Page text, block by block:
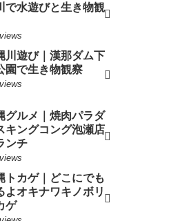
で水遊びと生き物観
川遊び｜漢那ダム下
園で生き物観察
グルメ｜焼肉パラダ
キングコング泡瀬店
ンチ
トカゲ｜どこにでも
よオキナワキノボリ
ゲ